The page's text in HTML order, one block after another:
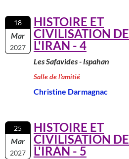
18
Mar
2027
HISTOIRE ET
CIVILISATION DE
L'IRAN - 4
Les Safavides - Ispahan
Salle de l'amitié
Christine Darmagnac
25
Mar
2027
HISTOIRE ET
CIVILISATION DE
L'IRAN - 5